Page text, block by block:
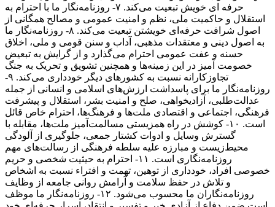
حرفه ای خویش تبعیت می‌کند. ۷- روزنامه‌نگار ما با احترام به
استقلال و حاکمیت ملی، نظم و امنیت عمومی و مصالح همگانی از
اصول شرافت حرفه‌ای خویشتن تبعیت می‌کند. ۸- روزنامه‌نگار ما
به اصول دینی و معتقدات مذهبی، آداب و سنن قومی و ملی، اخلاق
حسنه و عفت عمومی احترام می‌گذارد و از گرایش به تبعیض
خصومت آمیز در این زمینه‌ها و همچنین تشویق و تحریک به جنگ
تجاوزکارانه نسبت به کشورهای دیگر خودداری می‌کند. ۹-
روزنامه‌نگار ما برای پاسداشت ارزش‌های اسلامی و انسانی از جمله
عدالت‌طلبی، آزادیخواهی، صلح و امنیت بشر، استقلال و پیشرفت
فرهنگی، اجتماعی و اقتصادی ملت‌ها و فرهنگ‌ها، احترام خاص قائل
است. ۱۰- کوشش در راه همزیستی مسالمت‌آمیز ملت‌ها، مقابله با
گسترش وسایل و ادوات کشتار جمعی، جلوگیری از آلودگی
محیط‌زیست و مبارزه علیه سلطه فرهنگی از رسالت‌های مهم
روزنامه‌نگاری است. ۱۱- احترام به حیثیت شخصی و حریم
خصوصی افراد، خودداری از توهین، تهمت و افتراء نسبت به اشخاص
و تلاش در حفظ سلامت و آرامش روانی جامعه از وظایف
روزنامه‌نگاران ما محسوب می‌شود. ۱۲- روزنامه‌نگار ما موظف